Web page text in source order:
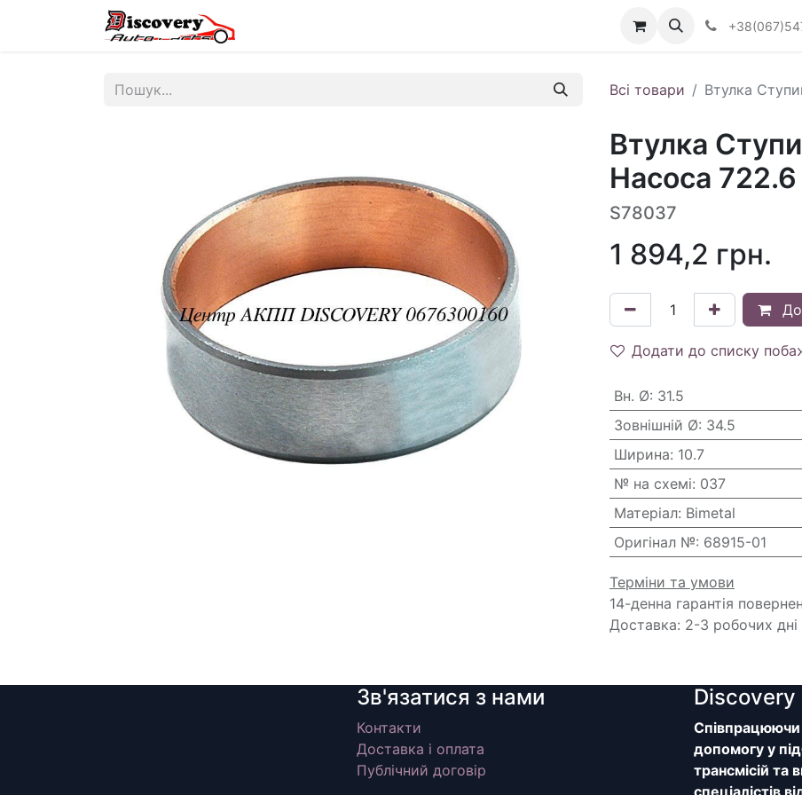
Всі товари Втулка
Втулка
Насоса
S78037
1 894,2 грн.
Додати до списку
Вн. Ø: 31.5
Зовнішній Ø: 34.5
Ширина: 10.7
№ на схемі: 037
Матеріал: Bimetal
Оригінал №: 68915-01
Терміни та умови
14-денна гарантія
Доставка: 2-3 робочих дні
Зв'язатися з нами
Контакти
Доставка і оплата
Публічний договір
Discovery
Співпрацюючи
допомогу у
трансмісій та
спеціалістів